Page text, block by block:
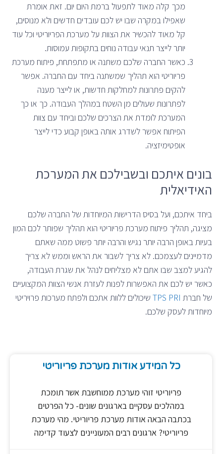
מכך קלה מאוד לתפעול ברמת היום יום. זאת אומרת
שאפילו במקרה שבו יש לכם עובדים חדשים ולא מנוסים,
קל מאוד להכשיר את הצוות על מערכת הפריוריטי וכל עוד
יותר לייצר תנאי עבודה נוחים בתקופות עמוסות.
כאשר החברה שלכם משתנה או מתפתחת, פיתוח מערכת
פריוריטי הוא תהליך שמשתנה ביחד עם החברה. אפשר
להקים פתרונות למחלקות חדשות, או לייצר מענה
לפתרונות שעולים מן השטח במהלך העבודה. כך או כך
המערכת לומדת את הצרכים שלכם וביחד עם צוות
הפיתוח אפשר לשדרג אותה באופן קבוע כדי לייצר
אופטימיזציה.
בונים איתכם ובשבילכם את המערכת
האידיאלית
ביחד איתכם, ועל בסיס הדרישות המיוחדות של החברה שלכם
מציגה, תהליך פיתוח מערכת פריוריטי הוא תהליך שפותר לכם המון
בעיות באופן הרבה יותר נגיש והרבה יותר פשוט ממה שאתם
מדמיינים לעצמכם. לא צריך לשבור את הראש וממש לא צריך
להגיע למצב שבו אתם לא מצליחים לנהל את שגרת העבודה,
כאשר יש לכם את האפשרות לפנות לעזרת אנשי הצוות המקצועיים
של חברת TPS PRI שיכולים ללוות אתכם ולפתח מערכות פרויריטי
מיוחדות לעסק שלכם.
כל המידע אודות מערכת פריוריטי
פריוריטי זוהי מערכת ממוחשבת אשר תומכת
במהלכים עסקיים בארגונים שונים- כל הפרטים
בכתבה הבאה אודות מערכת פריוריטי. מהי מערכת
פריוריטי? ארגונים רבים המעוניינים לצעוד קדימה